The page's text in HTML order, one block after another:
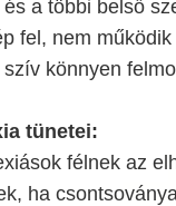
a többi belső
fel, nem
szív könnyen
tünetei:
félnek az
ha